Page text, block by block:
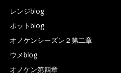
レンジblog
ポットblog
オノケンシーズン２第二章
ウメblog
オノケン第四章